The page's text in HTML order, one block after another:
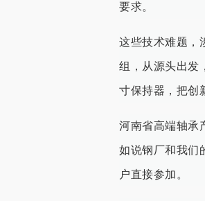
要求。
这些技术难题，
组，从源头出发
寸保持器，把创
河南省高端轴承
如说钢厂和我们
户直接参加。